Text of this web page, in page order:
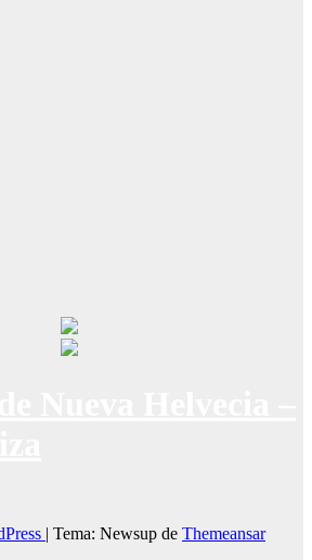
| Tema: Newsup de Themeansar